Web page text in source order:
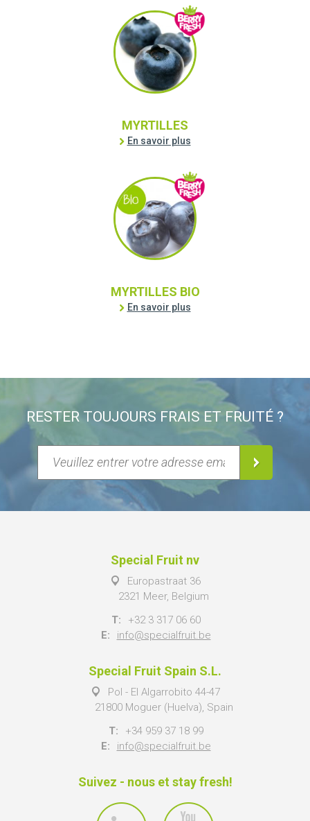
MYRTILLES
En savoir plus
MYRTILLES BIO
En savoir plus
RESTER TOUJOURS FRAIS ET FRUITÉ ?
Special Fruit nv
Europastraat 36
2321 Meer, Belgium
T:
+32 3 317 06 60
E:
info@specialfruit.be
Special Fruit Spain S.L.
Pol - El Algarrobito 44-47
21800 Moguer (Huelva), Spain
T:
+34 959 37 18 99
E:
info@specialfruit.be
Suivez - nous et stay fresh!